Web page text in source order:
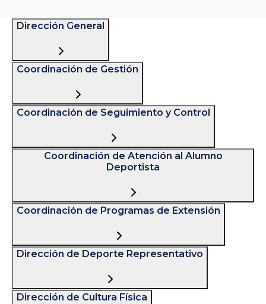
Dirección General
Coordinación de Gestión
Coordinación de Seguimiento y Control
Coordinación de Atención al Alumno
Deportista
Coordinación de Programas de Extensión
Dirección de Deporte Representativo
Dirección de Cultura Física